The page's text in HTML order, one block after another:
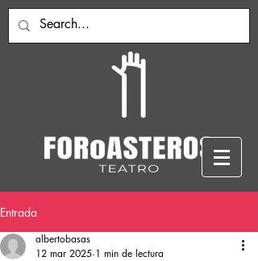
Entrada
albertobasas
12 mar 2025 1 min de lectura